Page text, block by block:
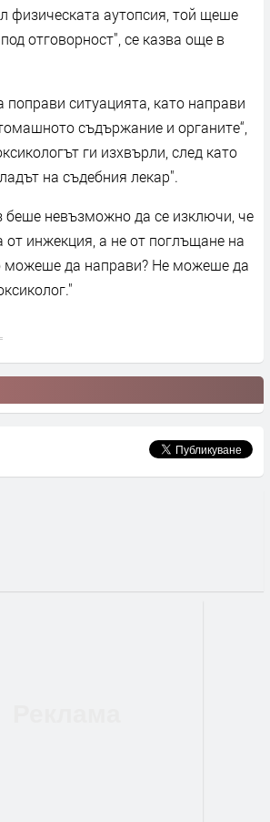
физическата аутопсия, той щеше
отговорност", се казва още в
поправи ситуацията, като направи
съдържание и органите“,
ги изхвърли, след като
на съдебния лекар".
беше невъзможно да се изключи, че
инжекция, а не от поглъщане на
можеше да направи? Не можеше да